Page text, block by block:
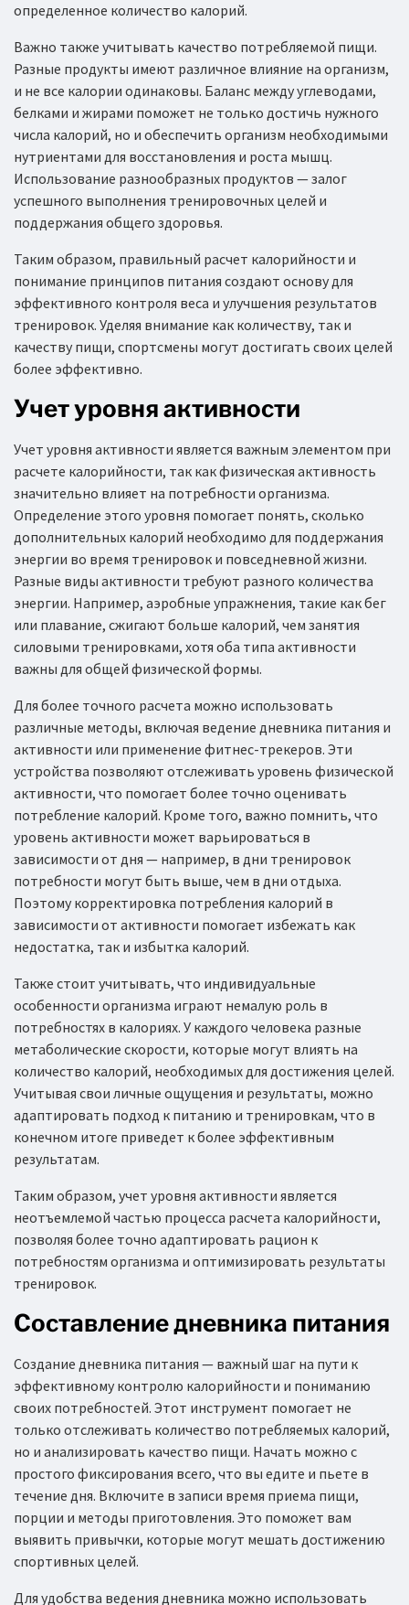
определенное количество калорий.
Важно также учитывать качество потребляемой пищи.
Разные продукты имеют различное влияние на организм,
и не все калории одинаковы. Баланс между углеводами,
белками и жирами поможет не только достичь нужного
числа калорий, но и обеспечить организм необходимыми
нутриентами для восстановления и роста мышц.
Использование разнообразных продуктов — залог
успешного выполнения тренировочных целей и
поддержания общего здоровья.
Таким образом, правильный расчет калорийности и
понимание принципов питания создают основу для
эффективного контроля веса и улучшения результатов
тренировок. Уделяя внимание как количеству, так и
качеству пищи, спортсмены могут достигать своих целей
более эффективно.
Учет уровня активности
Учет уровня активности является важным элементом при
расчете калорийности, так как физическая активность
значительно влияет на потребности организма.
Определение этого уровня помогает понять, сколько
дополнительных калорий необходимо для поддержания
энергии во время тренировок и повседневной жизни.
Разные виды активности требуют разного количества
энергии. Например, аэробные упражнения, такие как бег
или плавание, сжигают больше калорий, чем занятия
силовыми тренировками, хотя оба типа активности
важны для общей физической формы.
Для более точного расчета можно использовать
различные методы, включая ведение дневника питания и
активности или применение фитнес-трекеров. Эти
устройства позволяют отслеживать уровень физической
активности, что помогает более точно оценивать
потребление калорий. Кроме того, важно помнить, что
уровень активности может варьироваться в
зависимости от дня — например, в дни тренировок
потребности могут быть выше, чем в дни отдыха.
Поэтому корректировка потребления калорий в
зависимости от активности помогает избежать как
недостатка, так и избытка калорий.
Также стоит учитывать, что индивидуальные
особенности организма играют немалую роль в
потребностях в калориях. У каждого человека разные
метаболические скорости, которые могут влиять на
количество калорий, необходимых для достижения целей.
Учитывая свои личные ощущения и результаты, можно
адаптировать подход к питанию и тренировкам, что в
конечном итоге приведет к более эффективным
результатам.
Таким образом, учет уровня активности является
неотъемлемой частью процесса расчета калорийности,
позволяя более точно адаптировать рацион к
потребностям организма и оптимизировать результаты
тренировок.
Составление дневника питания
Создание дневника питания — важный шаг на пути к
эффективному контролю калорийности и пониманию
своих потребностей. Этот инструмент помогает не
только отслеживать количество потребляемых калорий,
но и анализировать качество пищи. Начать можно с
простого фиксирования всего, что вы едите и пьете в
течение дня. Включите в записи время приема пищи,
порции и методы приготовления. Это поможет вам
выявить привычки, которые могут мешать достижению
спортивных целей.
Для удобства ведения дневника можно использовать